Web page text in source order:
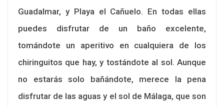
Guadalmar, y Playa el Cañuelo. En todas ellas
puedes disfrutar de un baño excelente,
tomándote un aperitivo en cualquiera de los
chiringuitos que hay, y tostándote al sol. Aunque
no estarás solo bañándote, merece la pena
disfrutar de las aguas y el sol de Málaga, que son